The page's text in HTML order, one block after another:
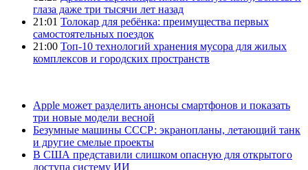
глаза даже три тысячи лет назад
21:01 Толокар для ребёнка: преимущества первых
самостоятельных поездок
21:00 Топ-10 технологий хранения мусора для жилых
комплексов и городских пространств
Apple может разделить анонсы смартфонов и показать
три новые модели весной
Безумные машины СССР: экранопланы, летающий танк
и другие смелые проекты
В США представили слишком опасную для открытого
доступа систему ИИ